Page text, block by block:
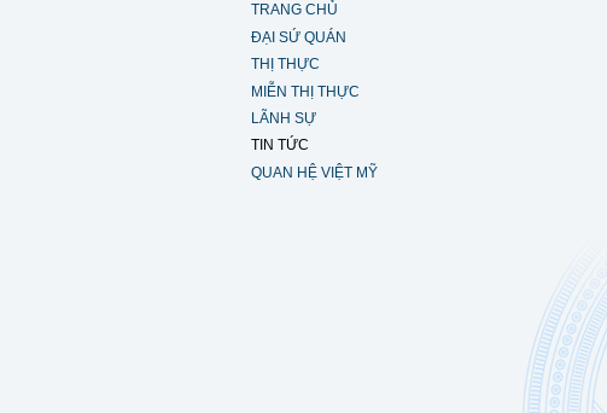
TRANG CHỦ
ĐẠI SỨ QUÁN
THỊ THỰC
MIỄN THỊ THỰC
LÃNH SỰ
TIN TỨC
QUAN HỆ VIỆT MỸ